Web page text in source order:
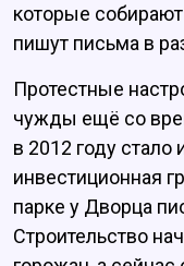
которые
пишут письма в
Протестные
чужды ещё со
в 2012 году стало
инвестиционная
парке у Дворца
Строительство